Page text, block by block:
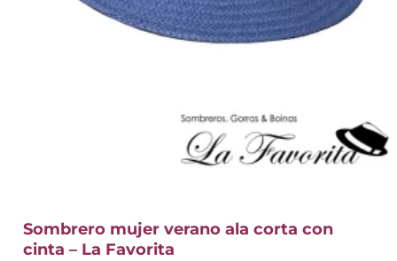
Sombrero mujer verano ala corta con
cinta – La Favorita